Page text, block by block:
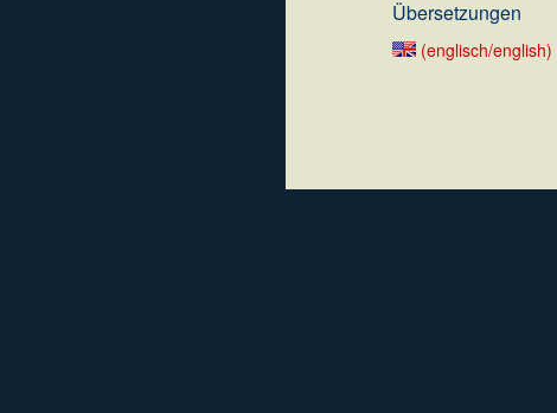
Übersetzungen
(englisch/english)